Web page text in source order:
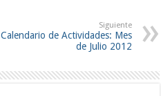
Siguiente
Calendario de Actividades: Mes
de Julio 2012